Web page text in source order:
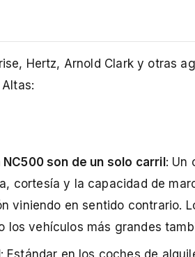
Hertz, Arnold Clark y otras
son de un solo carril : Un
cortesía y la capacidad de
viniendo en sentido contrario.
los vehículos más grandes